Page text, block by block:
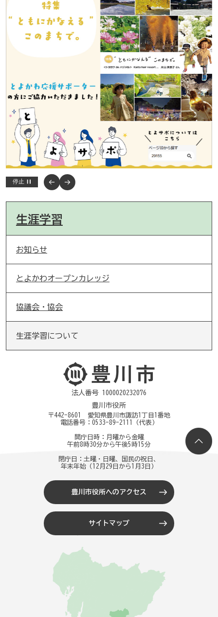
停止
生涯学習
お知らせ
とよかわオープンカレッジ
協議会・協会
生涯学習について
法人番号 1000020232076
豊川市役所
〒442-8601 愛知県豊川市諏訪1丁目1番地
電話番号： 0533-89-2111 （代表）
開庁日時：月曜から金曜
午前8時30分から午後5時15分
閉庁日：土曜・日曜、国民の祝日、
年末年始（12月29日から1月3日）
豊川市役所へのアクセス
サイトマップ